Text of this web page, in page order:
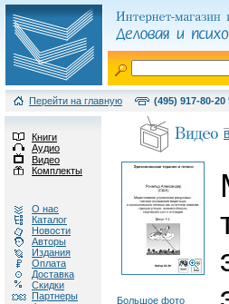
Перейти на главную (495) 917-80-
Книги
Аудио
Видео
Комплекты
О нас
Каталог
Новости
Авторы
Издания
Оплата
Доставка
Скидки
Партнеры
Большое фото